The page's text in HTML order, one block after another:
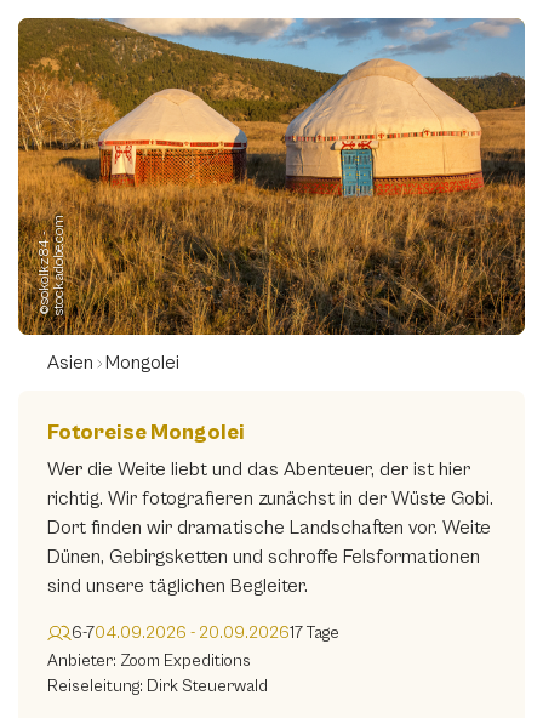
PhotoTours4U (2)
Photofascination (4)
Profotografie
REISEN MIT SINNEN (1)
Sabine Geiger Fotografik (1)
Stefan Schäfer Photography (0)
Thomas Hintze Fotografie (0)
Tierfoto Traum
World Geographic Excursions
Zoom Expeditions (3)
imageBROKER Reisen (3)
travel-to-nature (3)
wild-life-culture tours (0)
Reiseleiter
©
s
o
k
o
l
k
z
8
4
-
s
t
o
c
k.
a
d
o
b
e.
c
om
Asien Mongolei
Fotoreise Mongolei
Wer die Weite liebt und das Abenteuer, der ist hier
richtig. Wir fotografieren zunächst in der Wüste Gobi.
Dort finden wir dramatische Landschaften vor. Weite
Dünen, Gebirgsketten und schroffe Felsformationen
sind unsere täglichen Begleiter.
6-704.09.2026 - 20.09.202617 Tage
Anbieter: Zoom Expeditions
Reiseleitung: Dirk Steuerwald